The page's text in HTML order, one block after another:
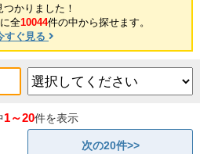
つかりました！
全10044件の中から探せます。
すぐ見る
1～20件を表示
次の20件>>